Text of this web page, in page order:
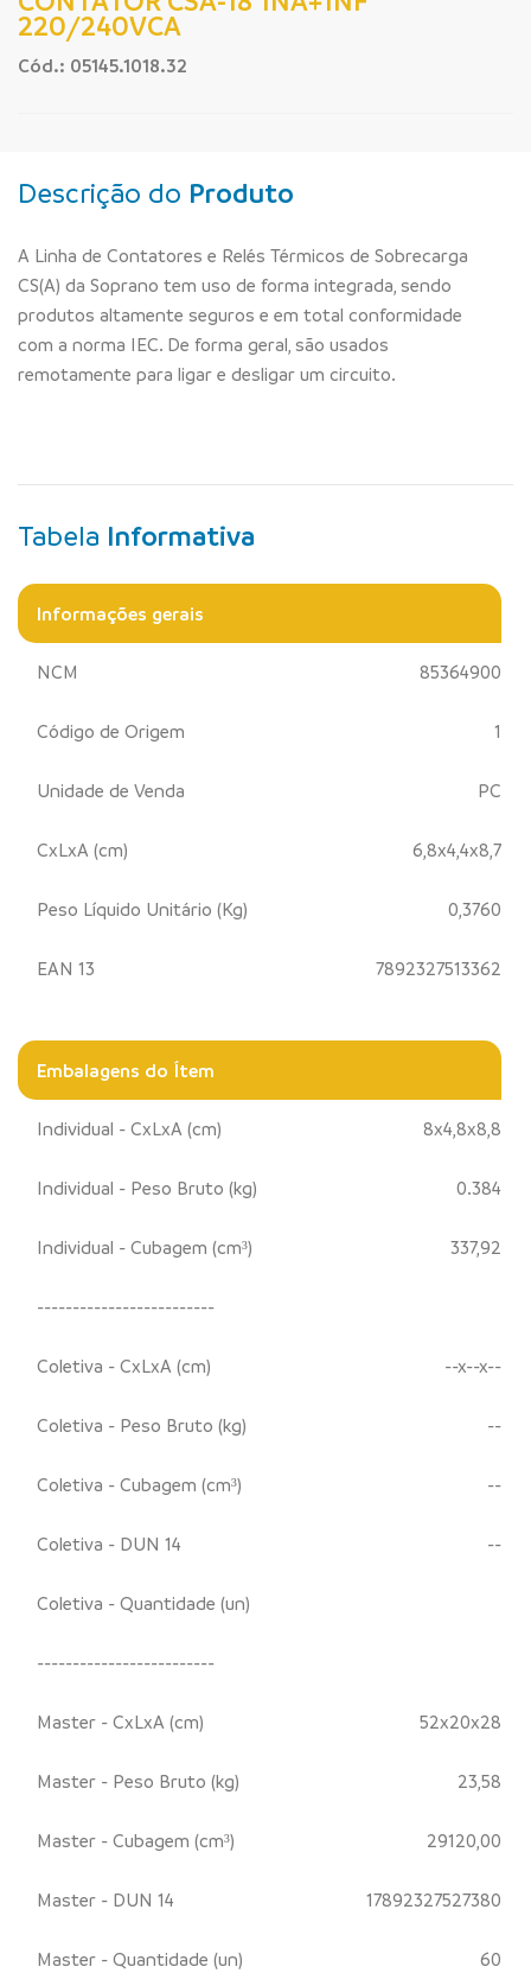
220/240VCA
Cód.: 05145.1018.32
Descrição do Produto
A Linha de Contatores e Relés Térmicos de Sobrecarga
CS(A) da Soprano tem uso de forma integrada, sendo
produtos altamente seguros e em total conformidade
com a norma IEC. De forma geral, são usados
remotamente para ligar e desligar um circuito.
Tabela Informativa
Informações gerais
NCM 85364900
Código de Origem 1
Unidade de Venda PC
CxLxA (cm) 6,8x4,4x8,7
Peso Líquido Unitário (Kg) 0,3760
EAN 13 7892327513362
Embalagens do Ítem
Individual - CxLxA (cm) 8x4,8x8,8
Individual - Peso Bruto (kg) 0.384
Individual - Cubagem (cm³) 337,92
-------------------------
Coletiva - CxLxA (cm) --x--x--
Coletiva - Peso Bruto (kg) --
Coletiva - Cubagem (cm³) --
Coletiva - DUN 14 --
Coletiva - Quantidade (un)
-------------------------
Master - CxLxA (cm) 52x20x28
Master - Peso Bruto (kg) 23,58
Master - Cubagem (cm³) 29120,00
Master - DUN 14 17892327527380
Master - Quantidade (un) 60